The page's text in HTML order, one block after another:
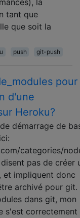
la
tant que
que soit la
push git-push
pour
d'une
Heroku?
démarrage de
categories/
pas de créer
et impliquent donc
archivé pour git.
dans git, mon
s'est correctement